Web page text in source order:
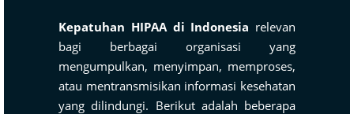
Kepatuhan HIPAA di Indonesia relevan
bagi berbagai organisasi yang
mengumpulkan, menyimpan, memproses,
atau mentransmisikan informasi kesehatan
yang dilindungi. Berikut adalah beberapa